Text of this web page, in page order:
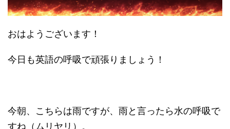
おはようございます！
今日も英語の呼吸で頑張りましょう！
今朝、こちらは雨ですが、雨と言ったら水の呼吸で
すね（ムリヤリ）。